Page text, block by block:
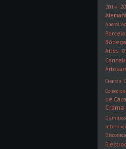
2014
Aperol
Aires
Ciencia
de
Damasco
Discoteca